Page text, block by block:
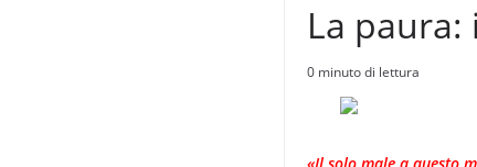
La
0 minuto di lettura